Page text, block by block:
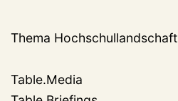
Thema
Table.Media